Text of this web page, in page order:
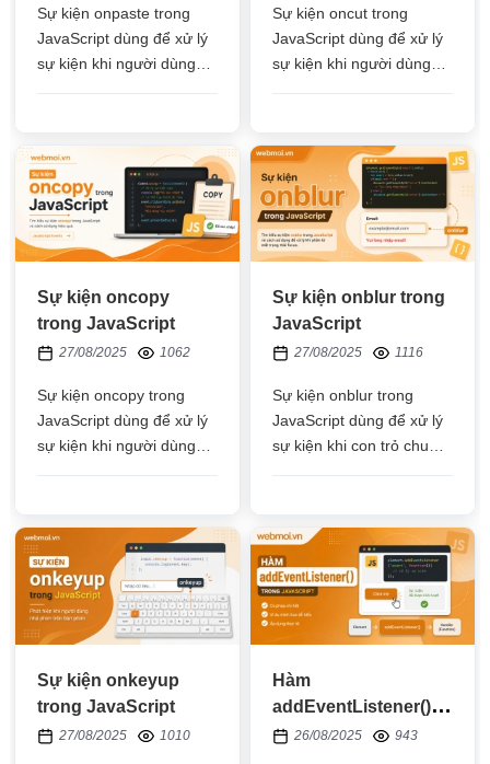
Sự kiện onpaste trong
JavaScript dùng để xử lý
sự kiện khi người dùng
Sự kiện oncut trong
JavaScript dùng để xử lý
sự kiện khi người dùng
Sự kiện oncopy
trong JavaScript
27/08/2025 1062
Sự kiện oncopy trong
JavaScript dùng để xử lý
sự kiện khi người dùng
Sự kiện onblur trong
JavaScript
27/08/2025 1116
Sự kiện onblur trong
JavaScript dùng để xử lý
sự kiện khi con trỏ chuột
Sự kiện onkeyup
trong JavaScript
27/08/2025 1010
Hàm
addEventListener()
trong JavaScript
26/08/2025 943